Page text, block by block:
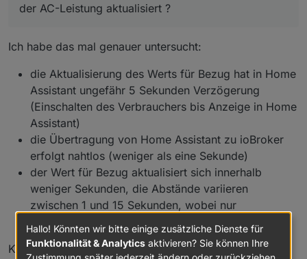
der AC-Leistung aktualisiert ?
Ich habe das mal genauer untersucht:
die Aktualisierung des Werts für Bezug hat in Home
Assistant ungefähr 5 Sekunden Verzögerung
(Einschalten des Verbrauchers bis Anzeige in Home
Assistant)
die Übertragung von Home Assistant zu ioBroker
erfolgt nahtlos (weniger als eine Sekunde)
der Wert für Bezug aktualisiert sich innerhalb
weniger Sekunden, die Abstände variieren
zwischen 1 und 15 Sekunden, wobei nur
Kleine Chronologie von heute Morgen:
Hallo! Könnten wir bitte einige zusätzliche Dienste für
Funktionalität & Analytics aktivieren? Sie können Ihre